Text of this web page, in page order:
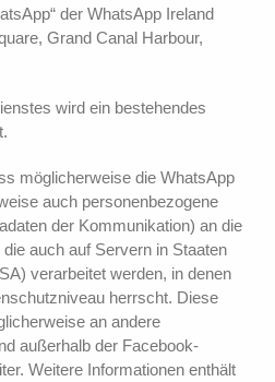
der WhatsApp Ireland
Grand Canal Harbour,
wird ein bestehendes
möglicherweise die WhatsApp
auch personenbezogene
der Kommunikation) an die
auch auf Servern in Staaten
verarbeitet werden, in denen
herrscht. Diese
an andere
außerhalb der Facebook-
Weitere Informationen enthält